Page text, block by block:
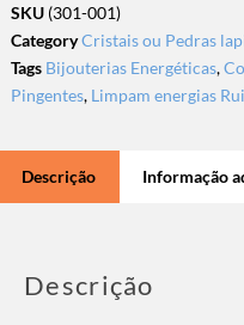
SKU (301-001)
CategoryCristais ou Pedras
Tags Bijouterias Energéticas,
Pingentes, Limpam energias
Descrição Informação
Descrição